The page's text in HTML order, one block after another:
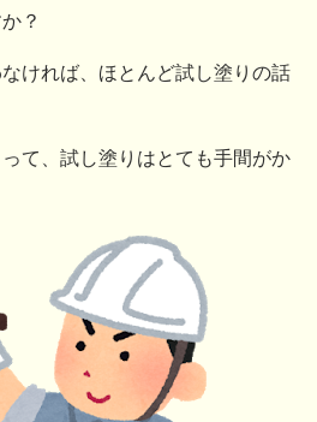
？
ければ、ほとんど試し塗りの話
て、試し塗りはとても手間がか